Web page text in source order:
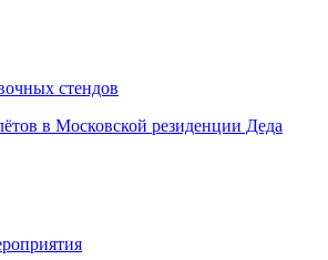
стендов
в Московской резиденции Деда